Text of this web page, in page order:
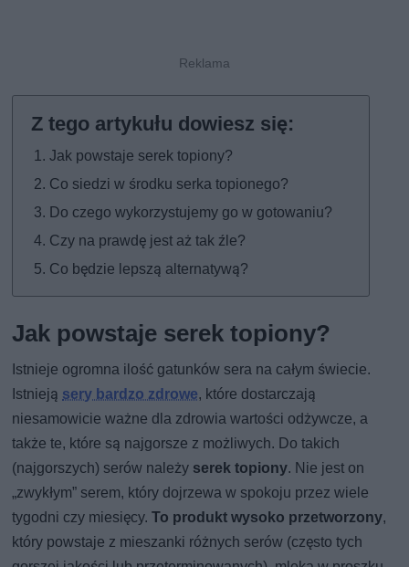
Jak powstaje serek topiony?
Co siedzi w środku serka topionego?
Do czego wykorzystujemy go w gotowaniu?
Czy na prawdę jest aż tak źle?
Co będzie lepszą alternatywą?
Jak powstaje serek topiony?
Istnieje ogromna ilość gatunków sera na całym świecie.
Istnieją sery bardzo zdrowe, które dostarczają
niesamowicie ważne dla zdrowia wartości odżywcze, a
także te, które są najgorsze z możliwych. Do takich
(najgorszych) serów należy serek topiony. Nie jest on
„zwykłym” serem, który dojrzewa w spokoju przez wiele
tygodni czy miesięcy.To produkt wysoko przetworzony,
który powstaje z mieszanki różnych serów (często tych